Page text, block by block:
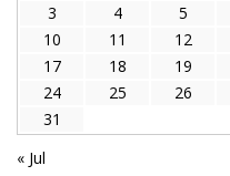
3
4 5
10
11 12
17
18 19
24
25 26
31
« Jul